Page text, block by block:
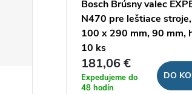
Bosch Brúsny valec
N470 pre leštiace stroje,
100 x 290 mm, 90 mm,
10 ks
181,06 €
Expedujeme do
48 hodín
DO